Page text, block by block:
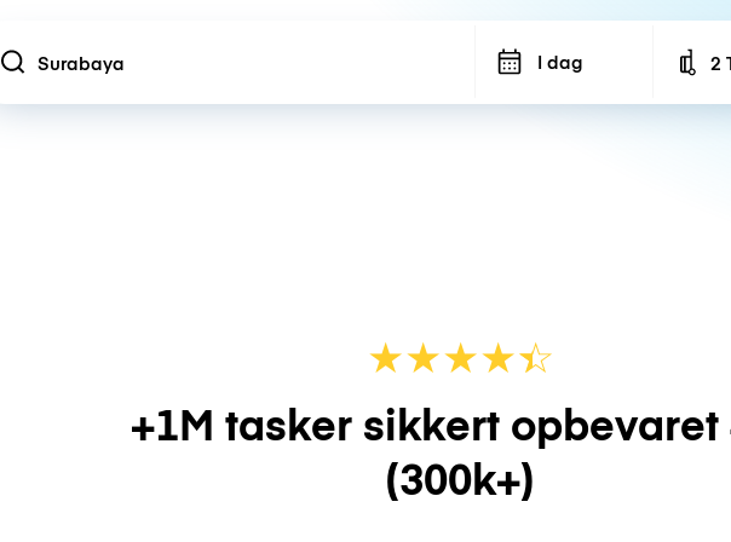
Location I dag 2
★★★★☆
★
+1M tasker sikkert opbevaret
(300k+)